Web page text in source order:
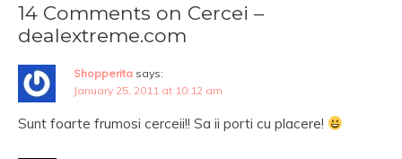
14 Comments on Cercei –
dealextreme.com
Shopperita says:
January 25, 2011 at 10:12 am
Sunt foarte frumosi cerceii!! Sa ii porti cu placere!